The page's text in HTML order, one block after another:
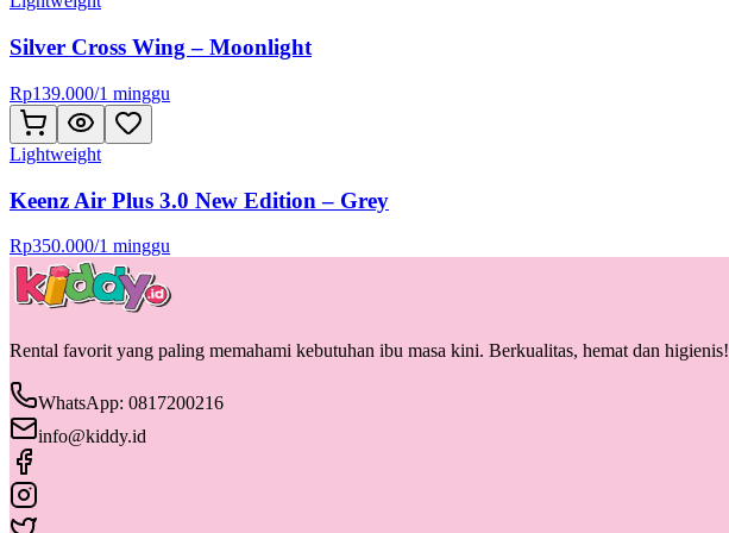
Silver Cross Wing – Moonlight
Rp139.000/1 minggu
Lightweight
Keenz Air Plus 3.0 New Edition – Grey
Rp350.000/1 minggu
Rental favorit yang paling memahami kebutuhan ibu masa kini. Berkualitas, hemat dan higienis!
WhatsApp: 0817200216
info@kiddy.id